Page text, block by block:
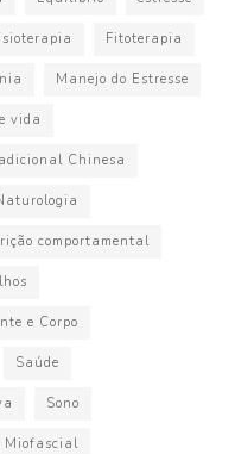
Fitoterapia
Manejo do Estresse
vida
Chinesa
comportamental
e Corpo
Saúde
Sono
Miofascial